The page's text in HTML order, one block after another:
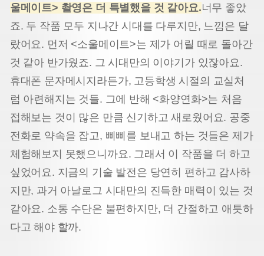
울메이트> 촬영은 더 특별했을 것 같아요.너무 좋았
죠. 두 작품 모두 지나간 시대를 다루지만, 느낌은 달
랐어요. 먼저 <소울메이트>는 제가 어릴 때로 돌아간
것 같아 반가웠죠. 그 시대만의 이야기가 있잖아요.
휴대폰 문자메시지라든가, 고등학생 시절의 교실처
럼 아련해지는 것들. 그에 반해 <화양연화>는 처음
접해보는 것이 많은 만큼 신기하고 새로웠어요. 공중
전화로 약속을 잡고, 삐삐를 보내고 하는 것들은 제가
체험해보지 못했으니까요. 그래서 이 작품을 더 하고
싶었어요. 지금의 기술 발전은 당연히 편하고 감사하
지만, 과거 아날로그 시대만의 진득한 매력이 있는 것
같아요. 소통 수단은 불편하지만, 더 간절하고 애틋하
다고 해야 할까.